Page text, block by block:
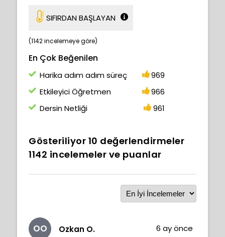
SIFIRDAN BAŞLAYAN
(1142 incelemeye göre)
En Çok Beğenilen
Harika adım adım süreç
969
Etkileyici Öğretmen
966
Dersin Netliği
961
Gösteriliyor 10 değerlendirmeler
1142 incelemeler ve puanlar
OO Ozkan O. 6 ay önce